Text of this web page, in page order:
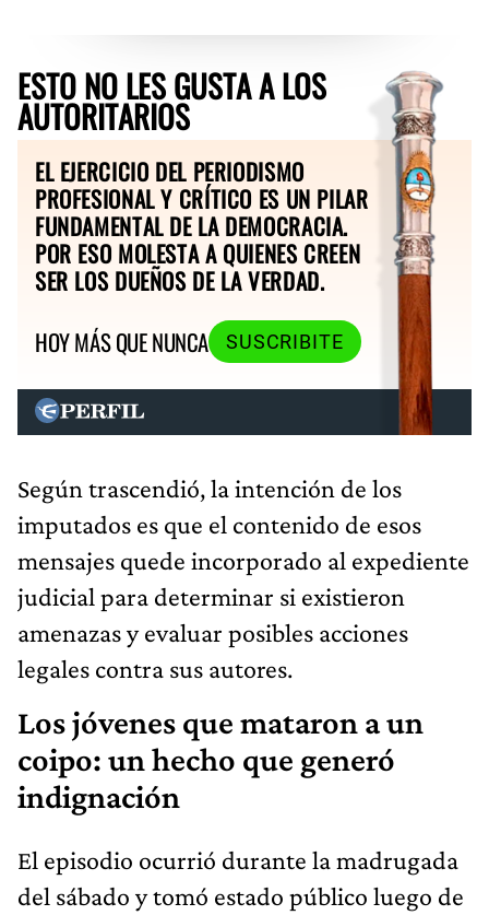
ESTO NO LES GUSTA A LOS
AUTORITARIOS
EL EJERCICIO DEL PERIODISMO
PROFESIONAL Y CRÍTICO ES UN PILAR
FUNDAMENTAL DE LA DEMOCRACIA.
POR ESO MOLESTA A QUIENES CREEN
SER LOS DUEÑOS DE LA VERDAD.
HOY MÁS QUE NUNCA
SUSCRIBITE
Según trascendió, la intención de los
imputados es que el contenido de esos
mensajes quede incorporado al expediente
judicial para determinar si existieron
amenazas y evaluar posibles acciones
legales contra sus autores.
Los jóvenes que mataron a un
coipo: un hecho que generó
indignación
El episodio ocurrió durante la madrugada
del sábado y tomó estado público luego de